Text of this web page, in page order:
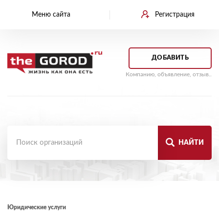
Меню сайта Регистрация
ДОБАВИТЬ
Компанию, объявление, отзыв..
НАЙТИ
Юридические услуги